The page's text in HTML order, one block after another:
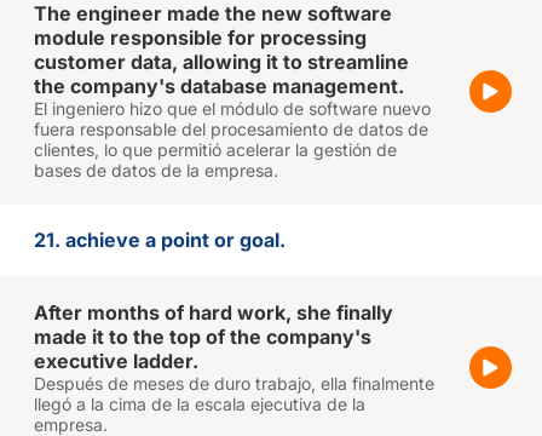
The engineer made the new software
module responsible for processing
customer data, allowing it to streamline
the company's database management.
El ingeniero hizo que el módulo de software nuevo
fuera responsable del procesamiento de datos de
clientes, lo que permitió acelerar la gestión de
bases de datos de la empresa.
21. achieve a point or goal.
After months of hard work, she finally
made it to the top of the company's
executive ladder.
Después de meses de duro trabajo, ella finalmente
llegó a la cima de la escala ejecutiva de la
empresa.